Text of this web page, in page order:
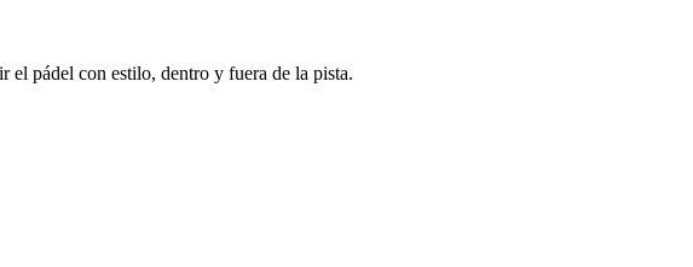
el pádel con estilo, dentro y fuera de la pista.